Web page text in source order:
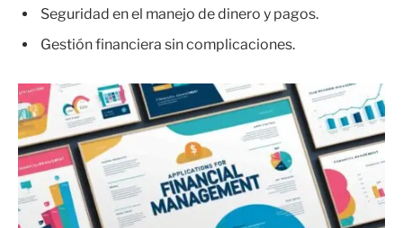
Seguridad en el manejo de dinero y pagos.
Gestión financiera sin complicaciones.